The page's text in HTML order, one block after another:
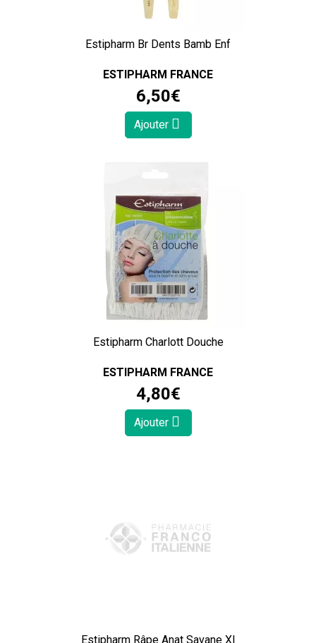
Estipharm Br Dents Bamb Enf
ESTIPHARM FRANCE
6,50€
Ajouter
Estipharm Charlott Douche
ESTIPHARM FRANCE
4,80€
Ajouter
Estipharm Râpe Anat Savane Xl